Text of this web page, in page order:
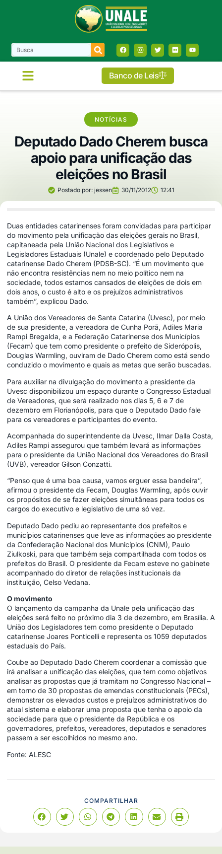
Banco de Leis
NOTÍCIAS
Deputado Dado Cherem busca
apoio para unificação das
eleições no Brasil
Postado por:jessen 30/11/2012 12:41
Duas entidades catarinenses foram convidadas para participar
do movimento pela unificação das eleições gerais no Brasil,
capitaneada pela União Nacional dos Legislativos e
Legisladores Estaduais (Unale) e coordenado pelo Deputado
catarinense Dado Cherem (PDSB-SC). “É um movimento que
não encontra resistências nem no meio político nem na
sociedade, todos estamos cansados de eleições de dois em
dois anos, o custo é alto e os prejuízos administrativos
também”, explicou Dado.
A União dos Vereadores de Santa Catarina (Uvesc), por meio
de sua presidente, a vereadora de Cunha Porã, Adiles Maria
Rampi Bregalda, e a Federação Catarinense dos Municípios
(Fecam) que tem como presidente o prefeito de Siderópolis,
Douglas Warmling, ouviram de Dado Cherem como está sendo
conduzido o movimento e quais as metas que serão buscadas.
Para auxiliar na divulgação do movimento a presidente da
Uvesc disponibilizou um espaço durante o Congresso Estadual
de Vereadores, que será realizado nos dias 5, 6 e 7 de
dezembro em Florianópolis, para que o Deputado Dado fale
para os vereadores e participantes do evento.
Acompanhada do superintendente da Uvesc, Ilmar Dalla Costa,
Adiles Rampi assegurou que também levará as informações
para o presidente da União Nacional dos Vereadores do Brasil
(UVB), vereador Gilson Conzatti.
“Penso que é uma boa causa, vamos erguer essa bandeira”,
afirmou o presidente da Fecam, Douglas Warmling, após ouvir
os propósitos de se fazer eleições simultâneas para todos os
cargos do executivo e legislativo de uma só vez.
Deputado Dado pediu ao representante dos prefeitos e
municípios catarinenses que leve as informações ao presidente
da Confederação Nacional dos Municípios (CNM), Paulo
Ziulkoski, para que também seja compartilhada com todos os
prefeitos do Brasil. O presidente da Fecam esteve no gabinete
acompanhado do diretor de relações institucionais da
instituição, Celso Vedana.
O movimento
O lançamento da campanha da Unale pela unificação das
eleições será feito no próximo dia 3 de dezembro, em Brasília. A
União dos Legisladores tem como presidente o Deputado
catarinense Joares Ponticelli e representa os 1059 deputados
estaduais do País.
Coube ao Deputado Dado Cherem coordenar a comissão que
irá analisar a unificação das eleições, que tem como objetivos
analisar as propostas que já tramitam no Congresso Nacional –
em torno de 30 propostas de emendas constitucionais (PECs),
demonstrar os elevados custos e prejuízos administrativos do
atual sistema e elaborar uma proposta que tenha o apoio da
sociedade para que o presidente da República e os
governadores, prefeitos, vereadores, deputados e senadores
passem a ser escolhidos no mesmo ano.
Fonte: ALESC
COMPARTILHAR